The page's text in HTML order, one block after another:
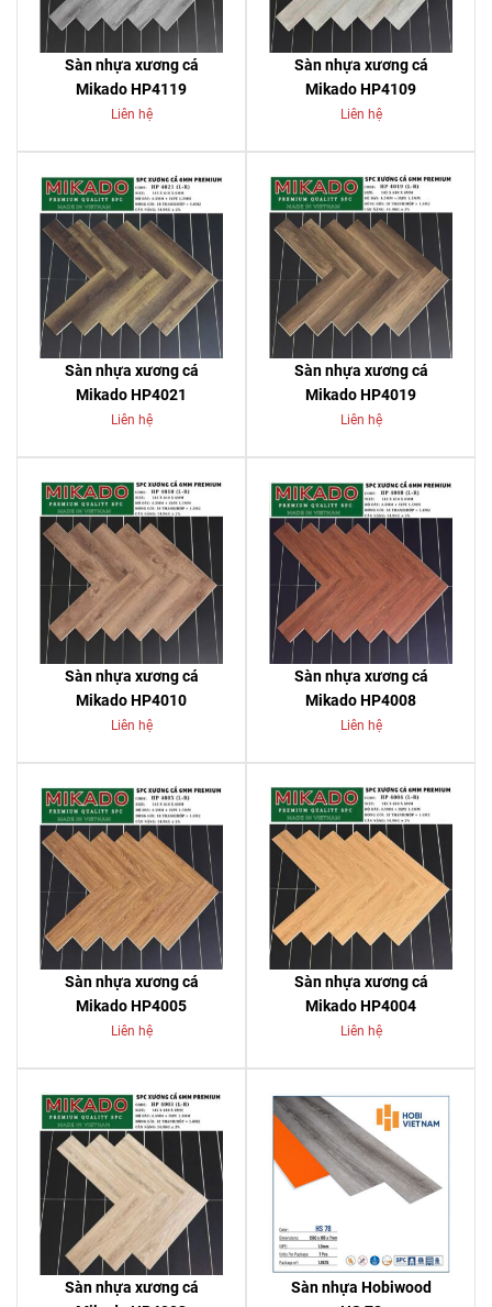
Sàn nhựa xương cá
Mikado HP4119
Liên hệ
Sàn nhựa xương cá
Mikado HP4109
Liên hệ
Sàn nhựa xương cá
Mikado HP4021
Liên hệ
Sàn nhựa xương cá
Mikado HP4019
Liên hệ
Sàn nhựa xương cá
Mikado HP4010
Liên hệ
Sàn nhựa xương cá
Mikado HP4008
Liên hệ
Sàn nhựa xương cá
Mikado HP4005
Liên hệ
Sàn nhựa xương cá
Mikado HP4004
Liên hệ
Sàn nhựa xương cá
Sàn nhựa Hobiwood